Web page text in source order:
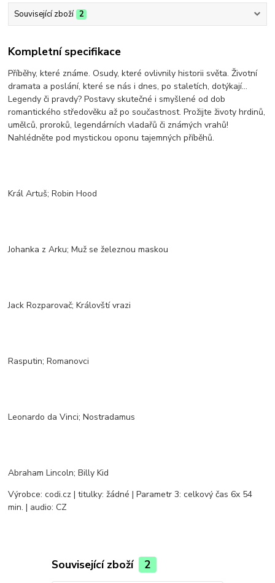
Související zboží 2
Kompletní specifikace
Příběhy, které známe. Osudy, které ovlivnily historii světa. Životní
dramata a poslání, které se nás i dnes, po staletích, dotýkají...
Legendy či pravdy? Postavy skutečné i smyšlené od dob
romantického středověku až po součastnost. Prožijte životy hrdinů,
umělců, proroků, legendárních vladařů či známých vrahů!
Nahlédněte pod mystickou oponu tajemných příběhů.
Král Artuš; Robin Hood
Johanka z Arku; Muž se železnou maskou
Jack Rozparovač; Královští vrazi
Rasputin; Romanovci
Leonardo da Vinci; Nostradamus
Abraham Lincoln; Billy Kid
Výrobce: codi.cz | titulky: žádné | Parametr 3: celkový čas 6x 54
min. | audio: CZ
Související zboží 2